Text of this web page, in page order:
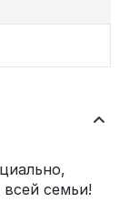
семьи!